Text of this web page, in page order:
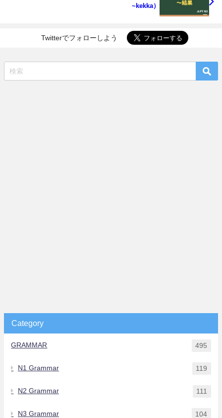
~kekka）
Twitterでフォローしよう
Category
GRAMMAR 495
N1 Grammar 119
N2 Grammar 111
N3 Grammar 104